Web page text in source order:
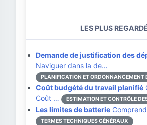
LES PLUS
Demande de justification des
Naviguer dans la de…
PLANIFICATION ET ORDONNANCEMENT
Coût budgété du travail planifié
Coût …
ESTIMATION ET CONTRÔLE
Les limites de batterie
TERMES TECHNIQUES GÉNÉRAUX